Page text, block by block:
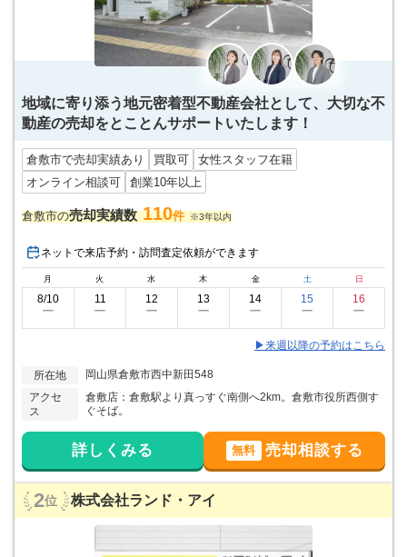
地域に寄り添う地元密着型不動産会社として、大切な不
動産の売却をとことんサポートいたします！
倉敷市で売却実績あり 買取可
女性スタッフ在籍
オンライン相談可
創業10年以上
倉敷市の売却実績数 110件 ※3年以内
ネットで来店予約・訪問査定依頼ができます
月 火 水 木 金 土 日
8/10
ー
11
ー
12
ー
13
ー
14
ー
15
ー
16
ー
▶来週以降の予約はこちら
所在地
岡山県倉敷市西中新田548
アクセ
ス
倉敷店：倉敷駅より真っすぐ南側へ2km。倉敷市役所西側す
ぐそば。
詳しくみる 無料 売却相談する
2位 株式会社ランド・アイ